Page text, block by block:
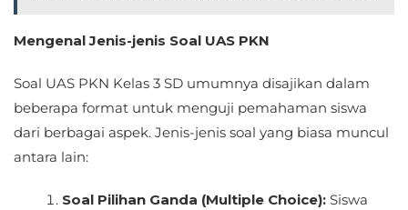
Mengenal Jenis-jenis Soal UAS PKN
Soal UAS PKN Kelas 3 SD umumnya disajikan dalam
beberapa format untuk menguji pemahaman siswa
dari berbagai aspek. Jenis-jenis soal yang biasa muncul
antara lain:
Soal Pilihan Ganda (Multiple Choice): Siswa